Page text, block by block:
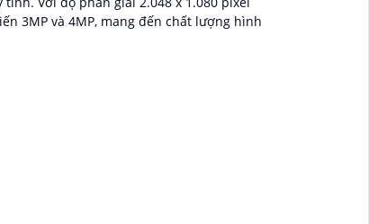
3MP và 4MP, mang đến chất lượng hình
truy cập từ xa qua điện thoại di